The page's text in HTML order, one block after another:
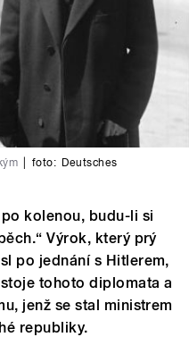
foto: Deutsches
kolenou, budu-li si
Výrok, který prý
po jednání s Hitlerem,
tohoto diplomata a
jenž se stal ministrem
republiky.